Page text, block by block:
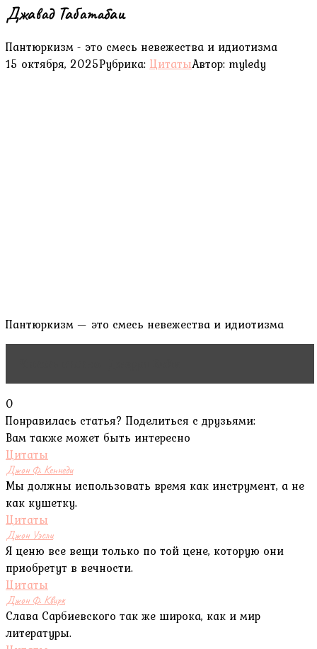
Джавад Табатабаи
Пантюркизм - это смесь невежества и идиотизма
15 октября, 2025Рубрика: ЦитатыАвтор: myledy
Пантюркизм — это смесь невежества и идиотизма
0
Понравилась статья? Поделиться с друзьями:
Вам также может быть интересно
Цитаты
Джон Ф. Кеннеди
Мы должны использовать время как инструмент, а не
как кушетку.
Цитаты
Джон Уэсли
Я ценю все вещи только по той цене, которую они
приобретут в вечности.
Цитаты
Джон Ф. Квирк
Слава Сарбиевского так же широка, как и мир
литературы.